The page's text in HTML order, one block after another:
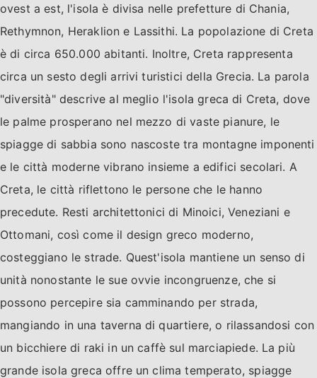
ovest a est, l'isola è divisa nelle prefetture di Chania,
Rethymnon, Heraklion e Lassithi. La popolazione di Creta
è di circa 650.000 abitanti. Inoltre, Creta rappresenta
circa un sesto degli arrivi turistici della Grecia. La parola
"diversità" descrive al meglio l'isola greca di Creta, dove
le palme prosperano nel mezzo di vaste pianure, le
spiagge di sabbia sono nascoste tra montagne imponenti
e le città moderne vibrano insieme a edifici secolari. A
Creta, le città riflettono le persone che le hanno
precedute. Resti architettonici di Minoici, Veneziani e
Ottomani, così come il design greco moderno,
costeggiano le strade. Quest'isola mantiene un senso di
unità nonostante le sue ovvie incongruenze, che si
possono percepire sia camminando per strada,
mangiando in una taverna di quartiere, o rilassandosi con
un bicchiere di raki in un caffè sul marciapiede. La più
grande isola greca offre un clima temperato, spiagge